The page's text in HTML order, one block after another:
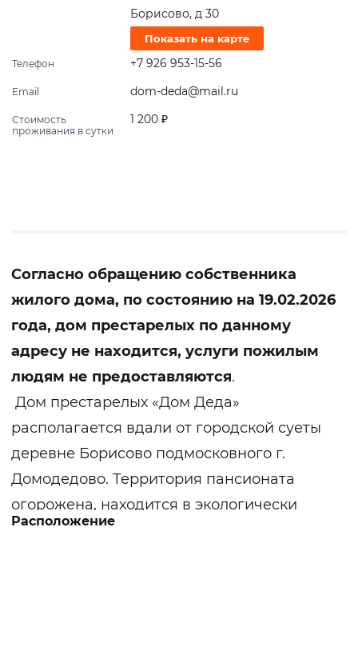
Борисово, д 30
Показать на карте
Телефон +7 926 953-15-56
Email dom-deda@mail.ru
Стоимость
проживания в сутки
1 200 ₽
Согласно обращению собственника
жилого дома, по состоянию на 19.02.2026
года, дом престарелых по данному
адресу не находится, услуги пожилым
людям не предоставляются.
Дом престарелых «Дом Деда»
располагается вдали от городской суеты
деревне Борисово подмосковного г.
Домодедово. Территория пансионата
огорожена, находится в экологически
благоприятном районе с развитой
Расположение